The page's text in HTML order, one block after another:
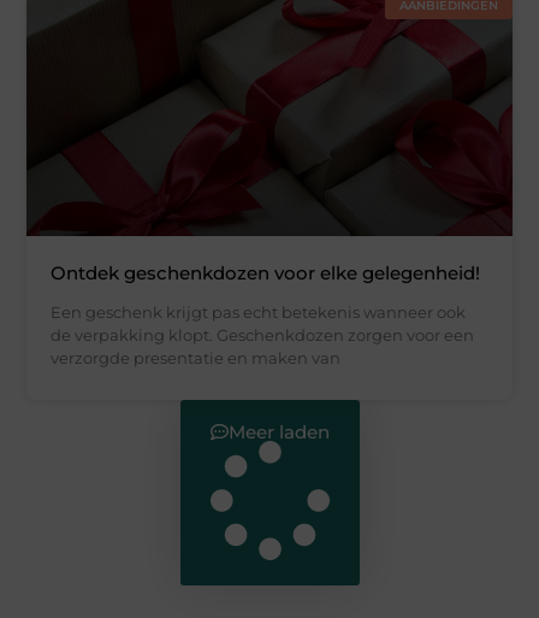
AANBIEDINGEN
Ontdek geschenkdozen voor elke gelegenheid!
Een geschenk krijgt pas echt betekenis wanneer ook
de verpakking klopt. Geschenkdozen zorgen voor een
verzorgde presentatie en maken van
Meer laden